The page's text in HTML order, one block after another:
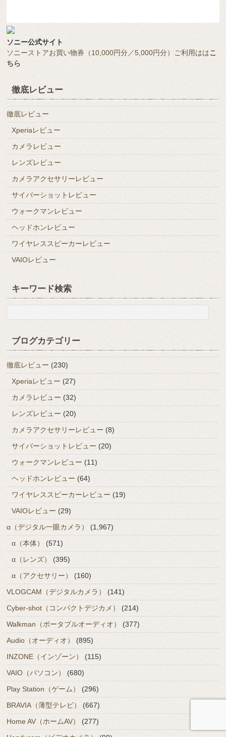
ソニー公式サイト
ソニーストアお買い物券（10,000円分／5,000円分）ご利用ははこ
ちら
徹底レビュー
徹底レビュー
Xperiaレビュー
カメラレビュー
レンズレビュー
カメラアクセサリーレビュー
サイバーショットレビュー
ウォークマンレビュー
ヘッドホンレビュー
ワイヤレススピーカーレビュー
VAIOレビュー
キーワード検索
ブログカテゴリー
徹底レビュー (230)
Xperiaレビュー (27)
カメラレビュー (32)
レンズレビュー (20)
カメラアクセサリーレビュー (8)
サイバーショットレビュー (20)
ウォークマンレビュー (11)
ヘッドホンレビュー (64)
ワイヤレススピーカーレビュー (19)
VAIOレビュー (29)
α（デジタル一眼カメラ）
(1,967)
α（本体）
(571)
α（レンズ）
(395)
α（アクセサリー）
(160)
VLOGCAM（デジタルカメラ）
(141)
Cyber-shot（コンパクトデジカメ）
(214)
Walkman（ポータブルオーディオ）
(377)
Audio（オーディオ）
(895)
INZONE（インゾーン）
(115)
VAIO（パソコン）
(680)
Play Station（ゲーム）
(296)
BRAVIA（薄型テレビ）
(667)
Home AV（ホームAV）
(277)